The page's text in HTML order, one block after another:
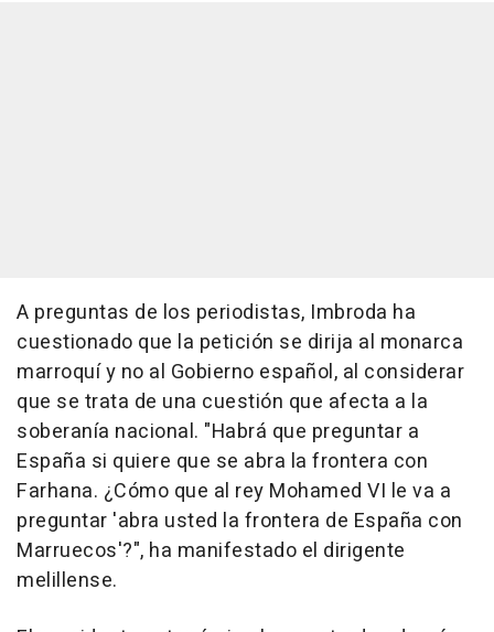
A preguntas de los periodistas, Imbroda ha
cuestionado que la petición se dirija al monarca
marroquí y no al Gobierno español, al considerar
que se trata de una cuestión que afecta a la
soberanía nacional. "Habrá que preguntar a
España si quiere que se abra la frontera con
Farhana. ¿Cómo que al rey Mohamed VI le va a
preguntar 'abra usted la frontera de España con
Marruecos'?", ha manifestado el dirigente
melillense.